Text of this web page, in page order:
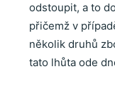
odstoupit, a to
přičemž v
několik druhů
tato lhůta ode